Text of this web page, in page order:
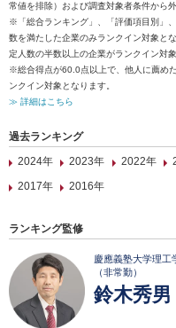
常値を排除）および調査対象者条件から
※「総合ランキング」、「評価項目別」
数を満たした企業のみランクイン対象と
定人数の半数以上の企業がランクイン対象
※総合得点が60.0点以上で、他人に薦め
ンクイン対象となります。
≫ 詳細はこちら
過去ランキング
2024年
2023年 2022年
2017年
2016年
ランキング監修
慶應義塾大学理工
（非常勤）
鈴木秀男